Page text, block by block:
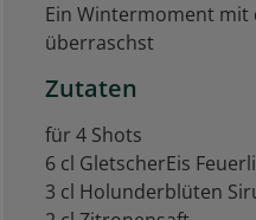
Ein Wintermoment mit
überraschst
Zutaten
für 4 Shots
6 cl GletscherEis
3 cl Holunderblüten